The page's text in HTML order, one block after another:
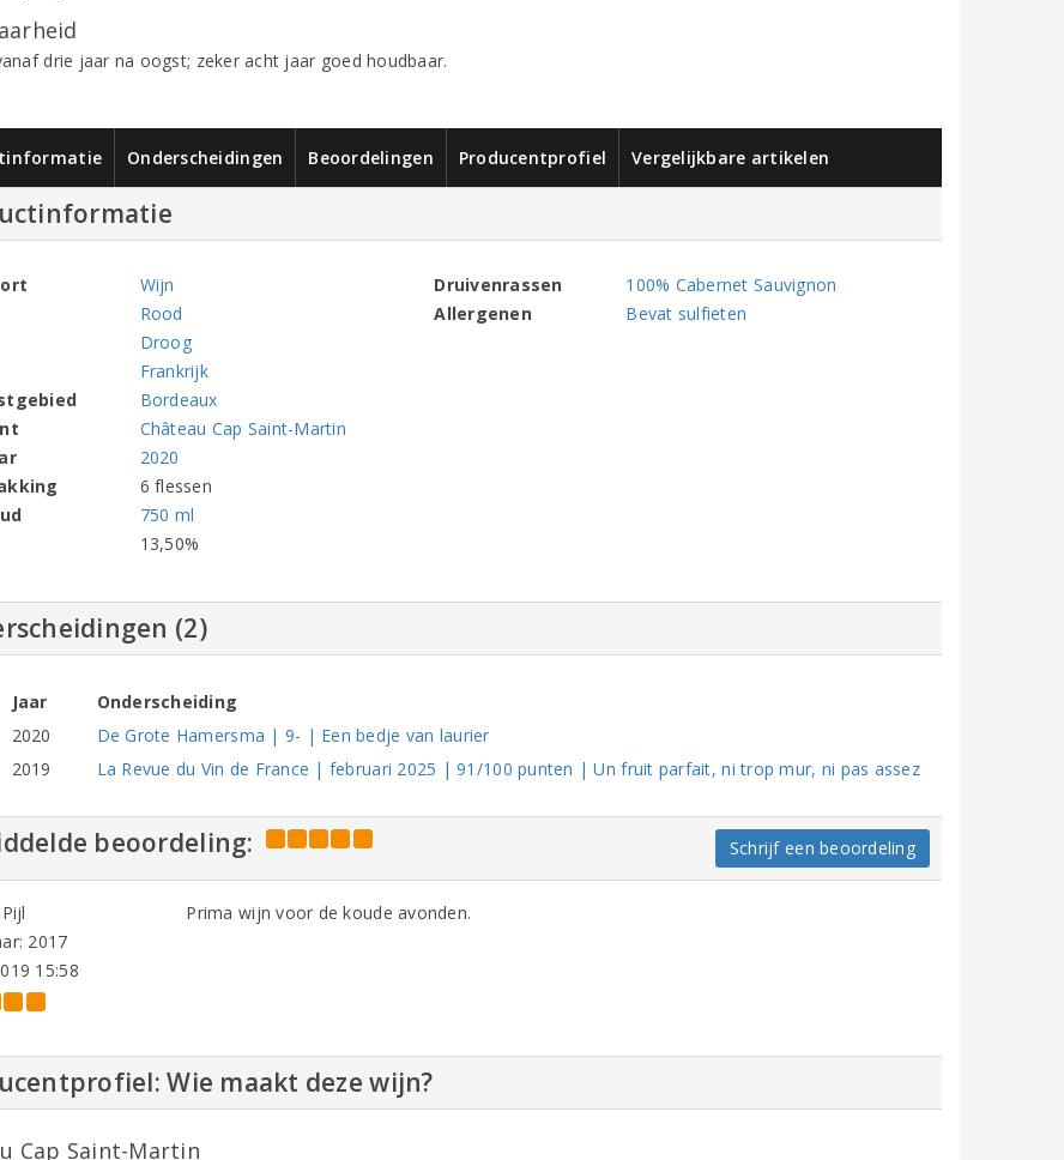
drie jaar na oogst; zeker acht jaar goed houdbaar.
Onderscheidingen Beoordelingen Producentprofiel Vergelijkbare artikelen
Wijn
Rood
Droog
Frankrijk
Bordeaux
Château Cap Saint-Martin
2020
6 flessen
750 ml
13,50%
Druivenrassen
100% Cabernet Sauvignon
Allergenen
Bevat sulfieten
(2)
Jaar
Onderscheiding
2020
De Grote Hamersma | 9- | Een bedje van laurier
2019
La Revue du Vin de France | februari 2025 | 91/100 punten | Un fruit parfait, ni trop mur, ni pas assez
beoordeling: Schrijf een beoordeling
2017
15:58
Prima wijn voor de koude avonden.
Wie maakt deze wijn?
Cap Saint-Martin